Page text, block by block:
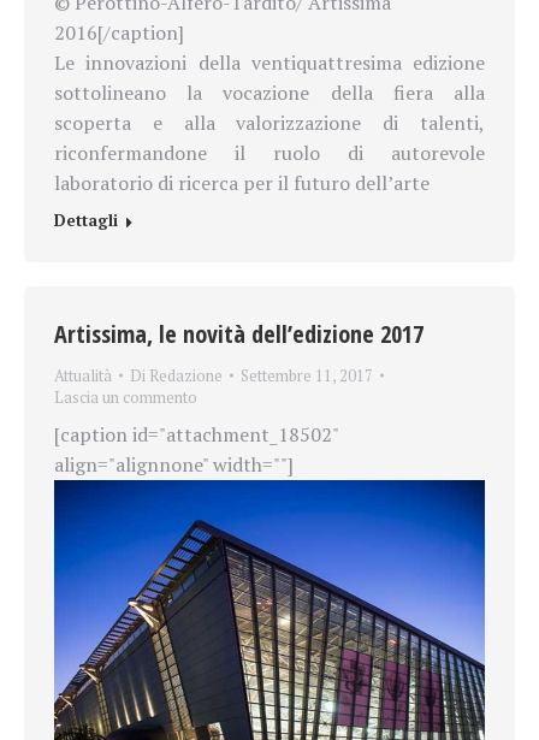
2016[/caption]
Le innovazioni della ventiquattresima edizione
sottolineano la vocazione della fiera alla
scoperta e alla valorizzazione di talenti,
riconfermandone il ruolo di autorevole
laboratorio di ricerca per il futuro dell’arte
Dettagli
Artissima, le novità dell’edizione 2017
Attualità Di Redazione
Settembre 11, 2017
Lascia un commento
[caption id="attachment_18502"
align="alignnone" width=""]